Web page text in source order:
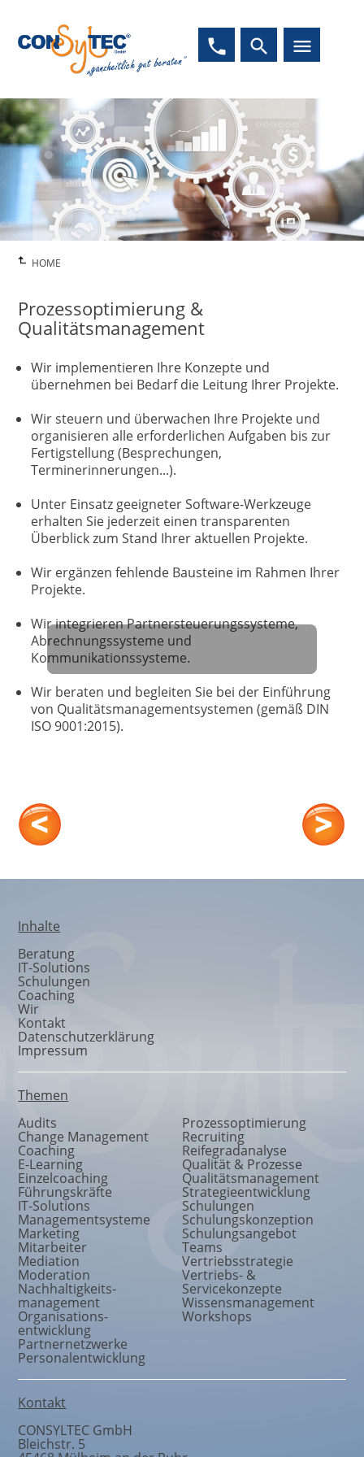
phone search menu
HOME
Prozessoptimierung &
Qualitätsmanagement
Wir implementieren Ihre Konzepte und
übernehmen bei Bedarf die Leitung Ihrer Projekte.
Wir steuern und überwachen Ihre Projekte und
organisieren alle erforderlichen Aufgaben bis zur
Fertigstellung (Besprechungen,
Terminerinnerungen...).
Unter Einsatz geeigneter Software-Werkzeuge
erhalten Sie jederzeit einen transparenten
Überblick zum Stand Ihrer aktuellen Projekte.
Wir ergänzen fehlende Bausteine im Rahmen Ihrer
Projekte.
Wir integrieren Partnersteuerungssysteme,
Abrechnungssysteme und
Kommunikationssysteme.
Wir beraten und begleiten Sie bei der Einführung
von Qualitätsmanagementsystemen (gemäß DIN
ISO 9001:2015).
Inhalte
Beratung
IT-Solutions
Schulungen
Coaching
Wir
Kontakt
Datenschutzerklärung
Impressum
Themen
Audits
Change Management
Coaching
E-Learning
Einzelcoaching
Führungskräfte
IT-Solutions
Managementsysteme
Marketing
Mitarbeiter
Mediation
Moderation
Nachhaltigkeits-
management
Organisations-
entwicklung
Partnernetzwerke
Personalentwicklung
Prozessoptimierung
Recruiting
Reifegradanalyse
Qualität & Prozesse
Qualitätsmanagement
Strategieentwicklung
Schulungen
Schulungskonzeption
Schulungsangebot
Teams
Vertriebsstrategie
Vertriebs- &
Servicekonzepte
Wissensmanagement
Workshops
Kontakt
CONSYLTEC GmbH
Bleichstr. 5